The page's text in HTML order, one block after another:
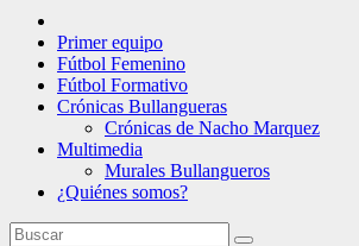
Primer equipo
Fútbol Femenino
Fútbol Formativo
Crónicas Bullangueras
Crónicas de Nacho Marquez
Multimedia
Murales Bullangueros
¿Quiénes somos?